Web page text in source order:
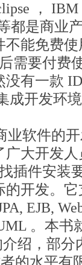
， IBM
都是商业
能免费使
需要付费
有一款
成开发环
业软件的
大开发
插件安装
开发。
EJB,
。本书
绍，部